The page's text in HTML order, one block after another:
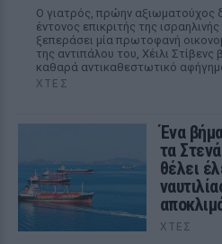
Ο γιατρός, πρώην αξιωματούχος
έντονος επικριτής της
ξεπεράσει μία πρωτοφανή
της αντιπάλου του, Χέιλι Στίβενς
καθαρά αντικαθεστωτικό
ΧΤΕΣ
Ένα
τα
θέλει
ΧΤΕΣ